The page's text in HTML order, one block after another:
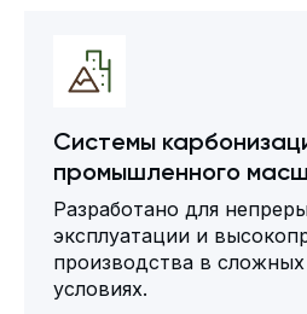
Системы
промышленного
Разработано для
эксплуатации и
производства в
условиях.